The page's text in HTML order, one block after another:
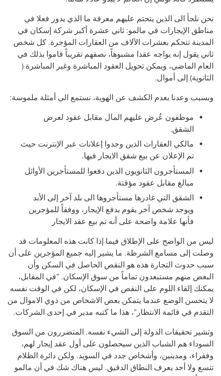
نحن نلجأ الى الذين يتحتم عليهم معرفة ما الذي يدور فعلا في
مناطق الإيجارات في مالمو: ثاني عشرة أكبر شركة إسكان في
المدينة تتحكم بعشرات الآلاف من العقارات المؤجرة. كل شخص
ثاني يقول إنه يواجه عقدا مشبوهاً، نصفهم تقريباً قاموا بذلك في
العام الماضي، ويمكن تحويل العقود المباشرة وغير المباشرة (
الثانوية) إلى أموال.
وبسبب وعدنا بعدم الكشف عن الهوية، نستمع الى أمثلة ملموسة:
موظفون عُرض عليهم المال مقابل عقود لعرض
الشقق.
مالكي العقارات الذين وجدوا إعلانات عبر الإنترنت حيث
تم الإعلان عن بيع شقق الايجار فيها.
المستأجرون الثانويون الذين دفعوا للمستأجرين الأوائل
مبالغ مقابل عقود مؤقتة.
الشقق التي غادرها مستأجروها الى بلد آخر إلى الأبد
ويوجد شخص آخر يقوم بدفع الإيجار، ووفقاً للمؤجرين
فأنها علامة واضحة على أنه تم بيع عقد الايجار
ليس من الواضح على الإطلاق فيما إذا كانت هذه المعلومات قد
وصلت إلى مسامع الشرطة. ما يشير إليه جميع المؤجرين على أن
سبب حدوث التجارة هذه هو النقص الحاصل في السكن وأن
البعض منهم مستبعدون تماماً من سوق الإسكان. ”في المقابل،
يمكنك إلقاء اللوم على النقص في الإسكان، لكن في الوقت نفسه
لا يتحسن الوضع عندما يتمكن بعض الاشخاص من ذوي الاموال من
التقدم في قائمة الانتظار”، هذا ما كتبه مدير في إحدى الشركات.
وتشير تحقيقات الدولة إلى الشيء نفسه. المتضررون من السوق
السوداء هم الشباب الذين سيحصلون على أول عقد إيجار لهم،
وفقراء، ومدينين، وأشخاص جدد في السويد. ولكن دائرة الظلام
تتسع ولا أحد يعرف النطاق الدقيق. ليس هناك شك في أن مالمو